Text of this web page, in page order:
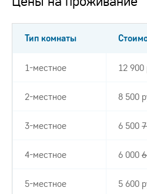
Тип комнаты
1-местное 12
2-местное 8 500
3-местное 6 500
4-местное 6 000
5-местное 5 600